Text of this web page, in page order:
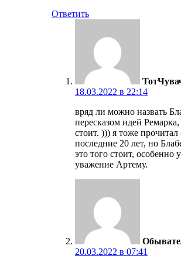
Ответить
18.03.2022 в 22:14
вряд ли можно назвать
пересказом идей
стоит. ))) я тоже
последние 20 лет, но
это того стоит, особенно
уважение Артему.
20.03.2022 в 07:41